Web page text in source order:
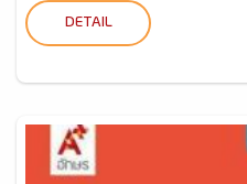
DETAIL